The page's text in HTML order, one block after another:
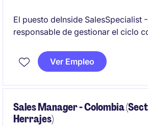
El puesto deInside SalesSpecialist
responsable de gestionar el ciclo
experiencia de servicio
distribuidores. Trabajará de la
oportunas. Conocimiento de
Incoterms (deseable)
Ver Empleo
Sales Manager - Colombia
Herrajes)